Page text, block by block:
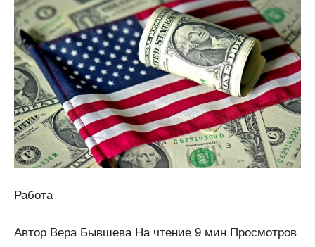
Работа
Автор Вера Бывшева На чтение 9 мин Просмотров